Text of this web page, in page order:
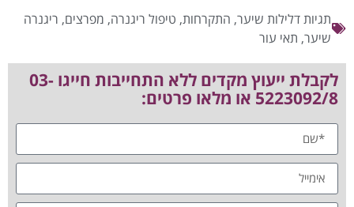
תגיותדלילות שיער, התקרחות, טיפול ריגנרה, מפרצים, ריגנרה
שיער, תאי עור
לקבלת ייעוץ מקדים ללא התחייבות חייגו 03-
5223092/8 או מלאו פרטים: